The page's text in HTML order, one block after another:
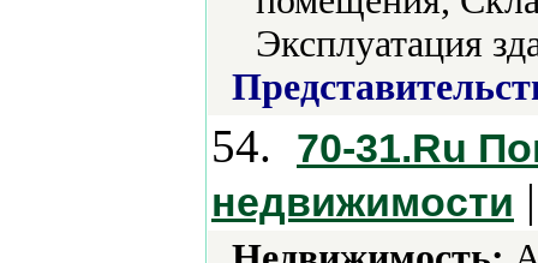
Эксплуатация
54.
70-31.Ru
недвижимости